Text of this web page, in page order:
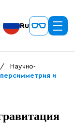
Ru
Научно-
и